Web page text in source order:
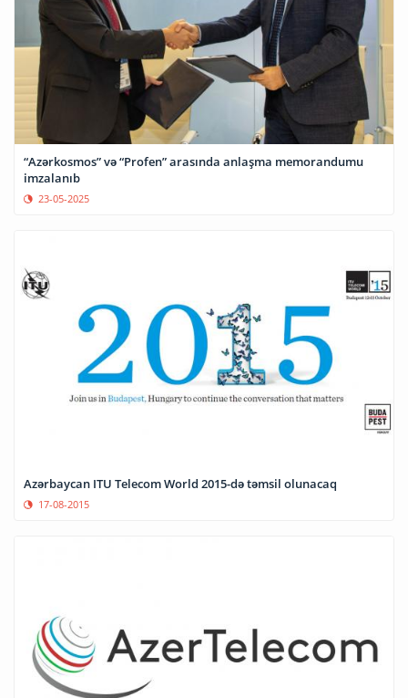
“Azərkosmos” və “Profen” arasında anlaşma memorandumu
imzalanıb
23-05-2025
Azərbaycan ITU Telecom World 2015-də təmsil olunacaq
17-08-2015